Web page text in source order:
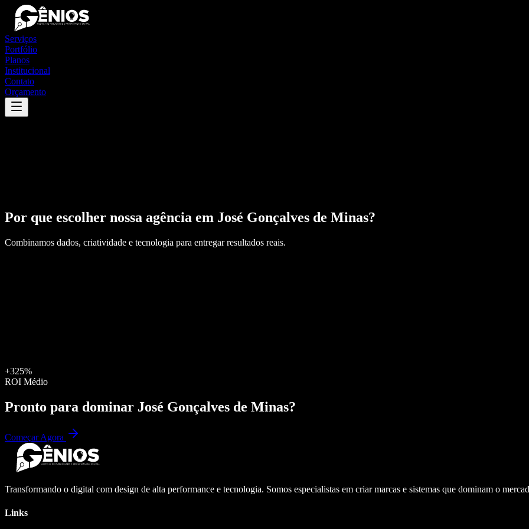
Serviços
Portfólio
Planos
Institucional
Contato
Orçamento
Por que escolher nossa agência em José Gonçalves de Minas?
Combinamos dados, criatividade e tecnologia para entregar resultados reais.
+325%
ROI Médio
Pronto para dominar José Gonçalves de Minas?
Começar Agora
Transformando o digital com design de alta performance e tecnologia. Somos especialistas em criar marcas e sistemas que dominam o
Links